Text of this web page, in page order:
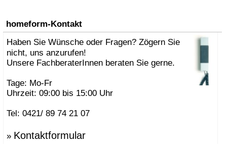
homeform-Kontakt
Haben Sie Wünsche oder Fragen? Zögern Sie
nicht, uns anzurufen!
Unsere FachberaterInnen beraten Sie gerne.
Tage: Mo-Fr
Uhrzeit: 09:00 bis 15:00 Uhr
Tel: 0421/ 89 74 21 07
» Kontaktformular